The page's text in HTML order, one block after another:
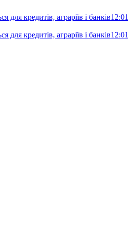
кредитів, аграріїв і банків12:01
кредитів, аграріїв і банків12:01